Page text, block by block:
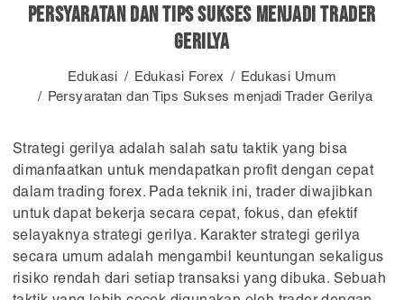
Persyaratan dan Tips Sukses menjadi Trader
Gerilya
Edukasi Edukasi Forex
Edukasi Umum
Persyaratan dan Tips Sukses menjadi Trader Gerilya
Strategi gerilya adalah salah satu taktik yang bisa
dimanfaatkan untuk mendapatkan profit dengan cepat
dalam trading forex. Pada teknik ini, trader diwajibkan
untuk dapat bekerja secara cepat, fokus, dan efektif
selayaknya strategi gerilya. Karakter strategi gerilya
secara umum adalah mengambil keuntungan sekaligus
risiko rendah dari setiap transaksi yang dibuka. Sebuah